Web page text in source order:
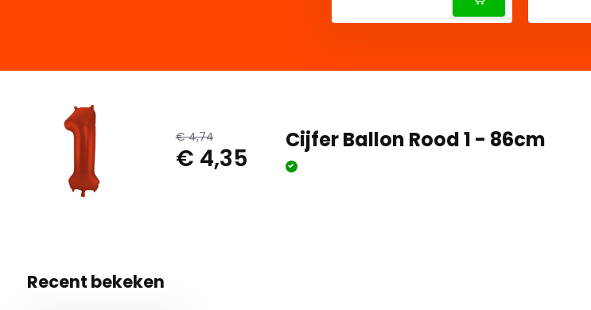
€ 4,74
€ 4,35
Cijfer Ballon Rood 1 - 86cm
Recent bekeken